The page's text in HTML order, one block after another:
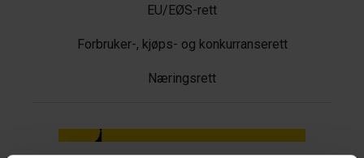
EU/EØS-rett
Forbruker-, kjøps- og konkurranserett
Næringsrett